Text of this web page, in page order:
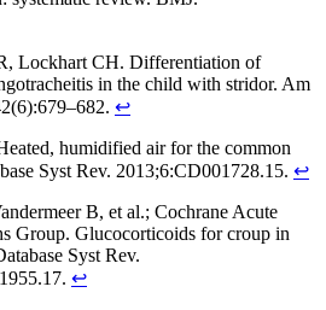
Lockhart CH. Differentiation of
in the child with stridor. Am
↩
humidified air for the common
Syst Rev. 2013;6:CD001728.15. ↩
B, et al.; Cochrane Acute
Group. Glucocorticoids for croup in
Syst Rev.
↩